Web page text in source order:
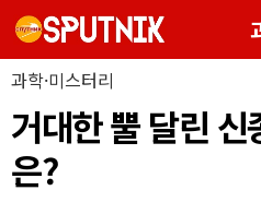
과학·미스터리
거대한 뿔 달린
은?